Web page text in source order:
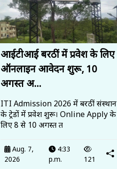
आईटीआई बरठीं में प्रवेश के लिए
ऑनलाइन आवेदन शुरू, 10
अगस्त अ...
ITI Admission 2026 में बरठीं संस्थान
के ट्रेडों में प्रवेश शुरू। Online Apply के
लिए 8 से 10 अगस्त त
Aug. 7,
2026
4:33
p.m.
121